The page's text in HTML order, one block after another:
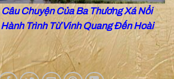
Câu Chuyện Của Ba Thương Xá Nổi
Trình Từ Vinh Quang Đến Hoài